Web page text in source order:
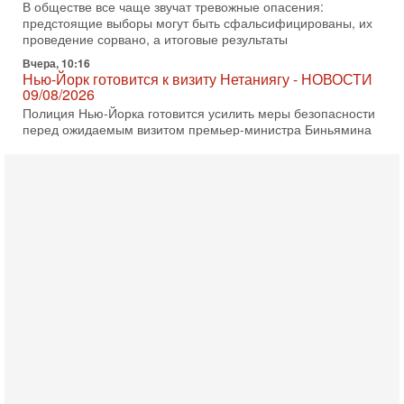
В обществе все чаще звучат тревожные опасения:
предстоящие выборы могут быть сфальсифицированы, их
проведение сорвано, а итоговые результаты
Вчера, 10:16
Нью-Йорк готовится к визиту Нетаниягу - НОВОСТИ
09/08/2026
Полиция Нью-Йорка готовится усилить меры безопасности
перед ожидаемым визитом премьер-министра Биньямина